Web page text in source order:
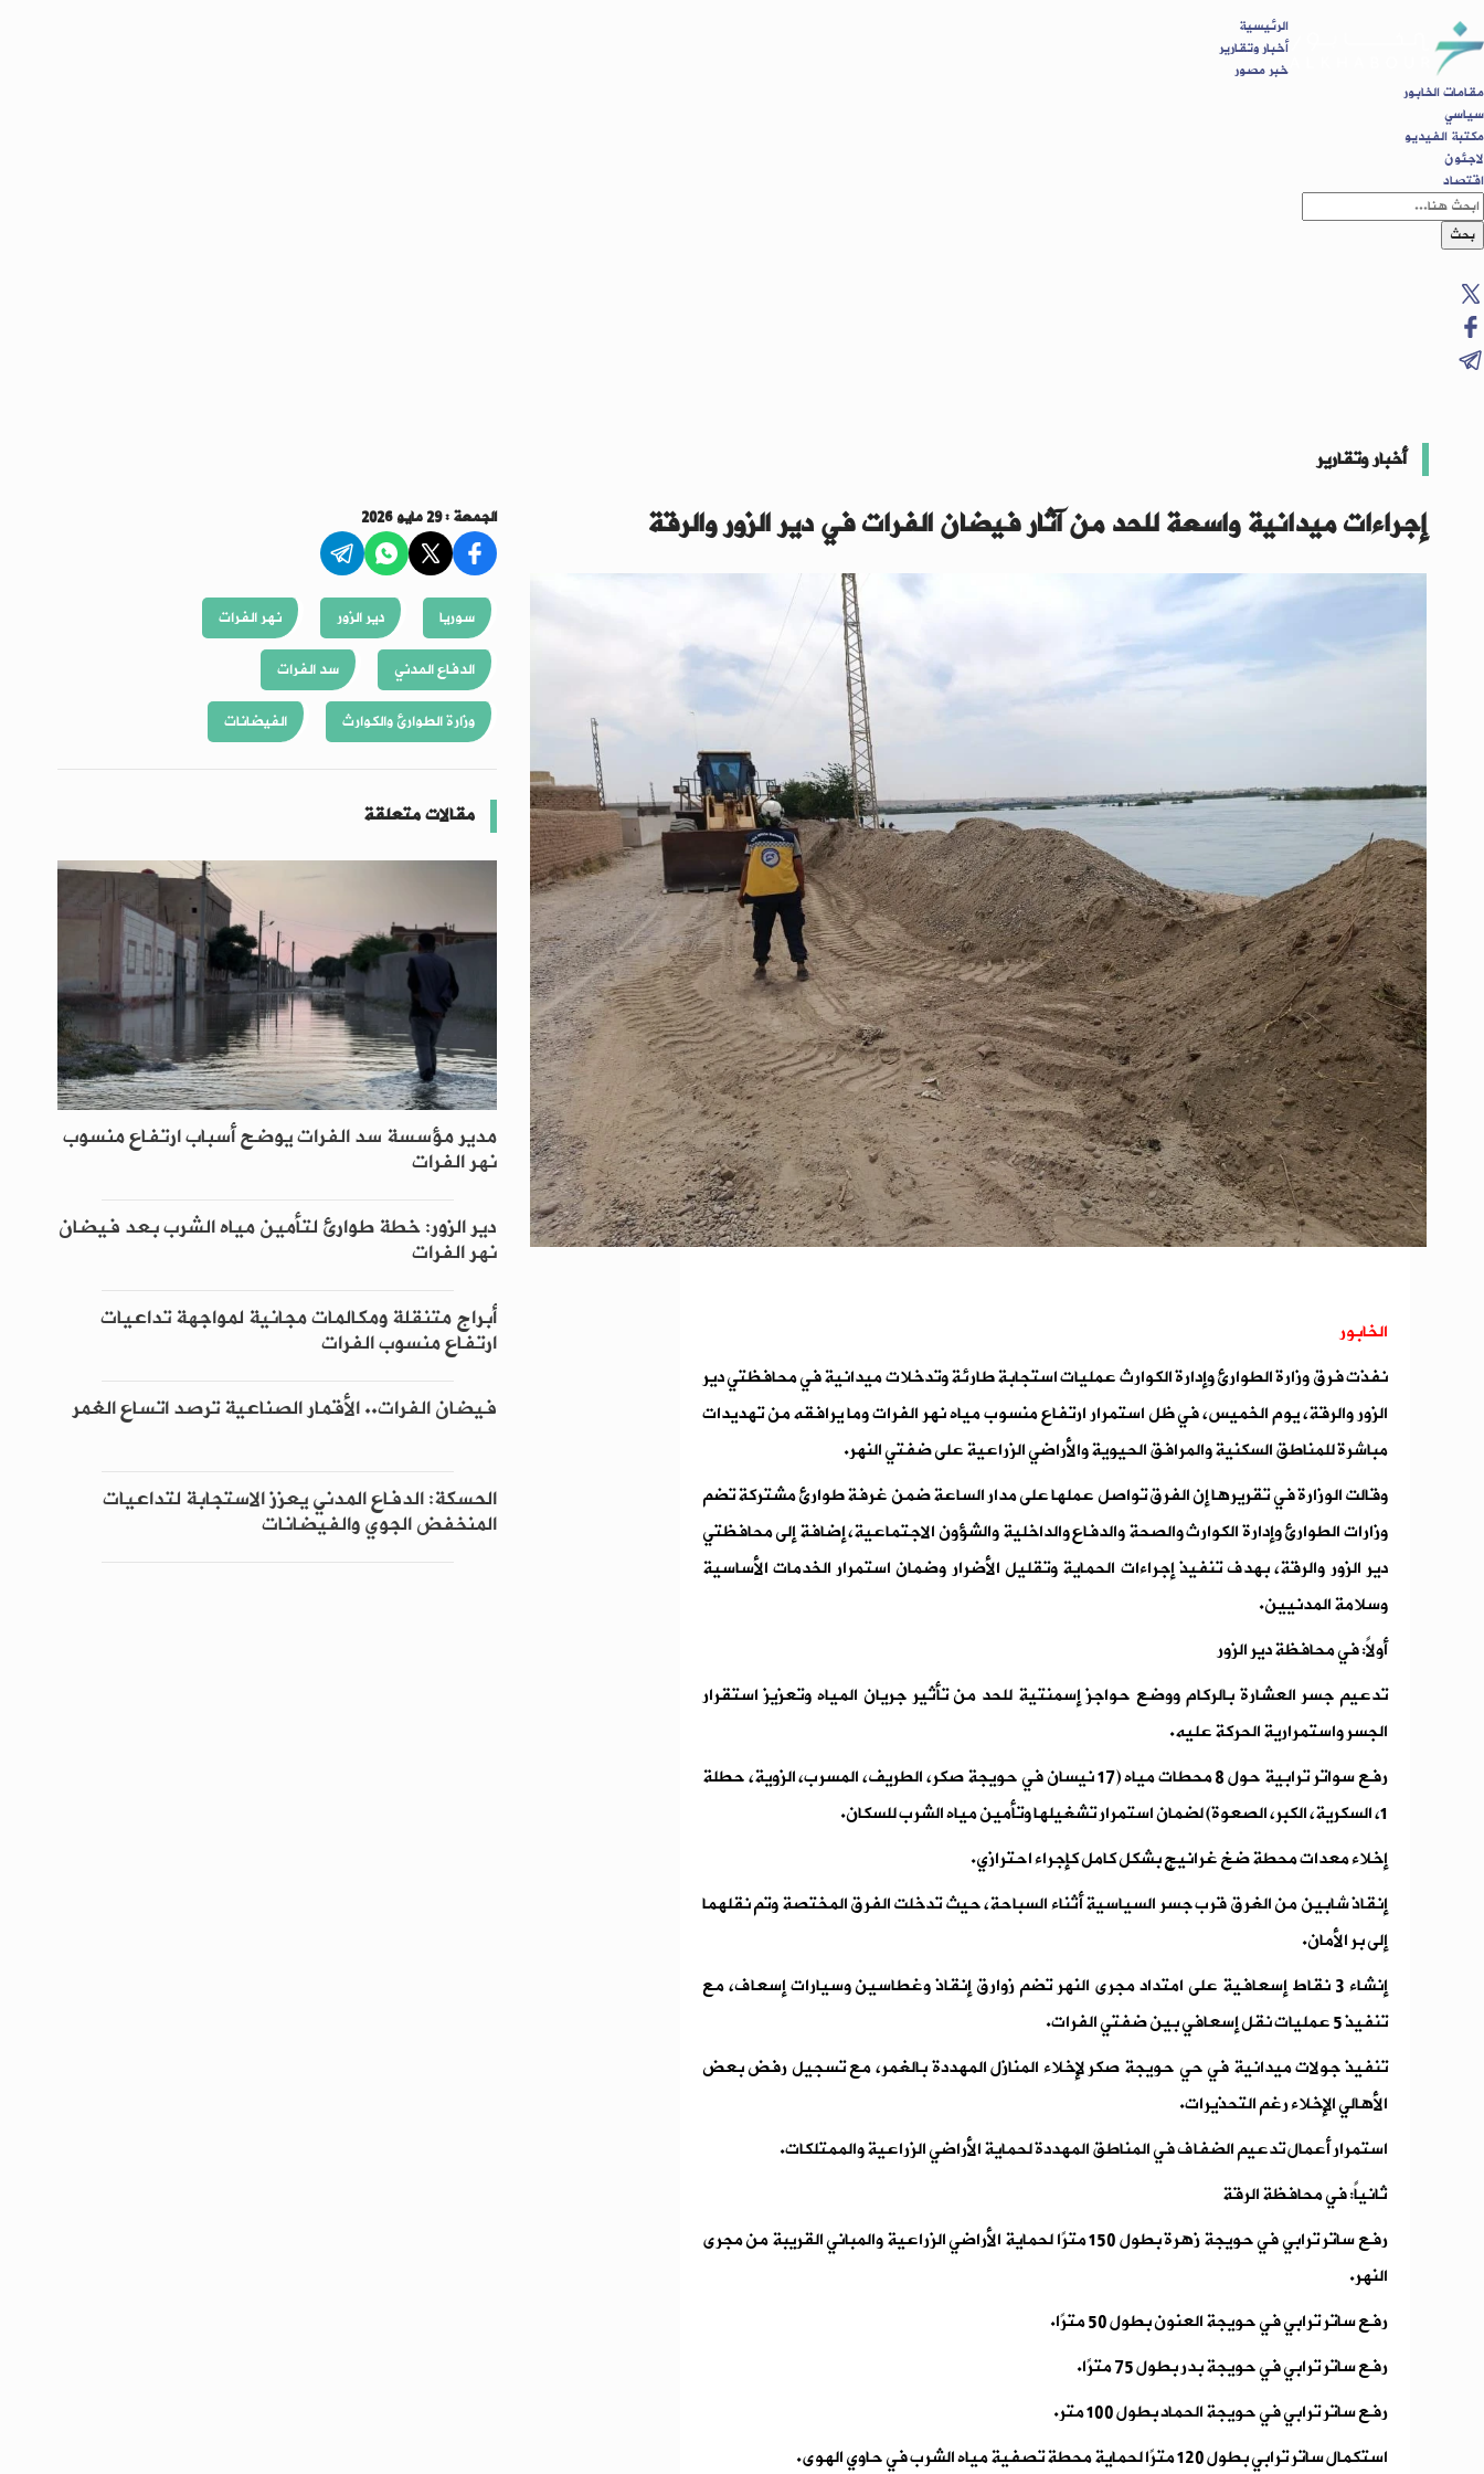
الرئيسية
أخبار وتقارير
خبر مصور
مقامات الخابور
سياسي
مكتبة الفيديو
لاجئون
اقتصاد
بحث
أخبار وتقارير
إجراءات ميدانية واسعة للحد من آثار فيضان الفرات في دير الزور والرقة
الخابور
نفذت فرق وزارة الطوارئ وإدارة الكوارث عمليات استجابة طارئة وتدخلات ميدانية في محافظتي دير
الزور والرقة، يوم الخميس، في ظل استمرار ارتفاع منسوب مياه نهر الفرات وما يرافقه من تهديدات
مباشرة للمناطق السكنية والمرافق الحيوية والأراضي الزراعية على ضفتي النهر.
وقالت الوزارة في تقريرها إن الفرق تواصل عملها على مدار الساعة ضمن غرفة طوارئ مشتركة تضم
وزارات الطوارئ وإدارة الكوارث والصحة والدفاع والداخلية والشؤون الاجتماعية، إضافة إلى محافظتي
دير الزور والرقة، بهدف تنفيذ إجراءات الحماية وتقليل الأضرار وضمان استمرار الخدمات الأساسية
وسلامة المدنيين.
أولاً: في محافظة دير الزور
تدعيم جسر العشارة بالركام ووضع حواجز إسمنتية للحد من تأثير جريان المياه وتعزيز استقرار
الجسر واستمرارية الحركة عليه.
رفع سواتر ترابية حول 8 محطات مياه (17 نيسان في حويجة صكر، الطريف، المسرب، الزوية، حطلة
1، السكرية، الكبر، الصعوة) لضمان استمرار تشغيلها وتأمين مياه الشرب للسكان.
إخلاء معدات محطة ضخ غرانيج بشكل كامل كإجراء احترازي.
إنقاذ شابين من الغرق قرب جسر السياسية أثناء السباحة، حيث تدخلت الفرق المختصة وتم نقلهما
إلى بر الأمان.
إنشاء 3 نقاط إسعافية على امتداد مجرى النهر تضم زوارق إنقاذ وغطاسين وسيارات إسعاف، مع
تنفيذ 5 عمليات نقل إسعافي بين ضفتي الفرات.
تنفيذ جولات ميدانية في حي حويجة صكر لإخلاء المنازل المهددة بالغمر، مع تسجيل رفض بعض
الأهالي الإخلاء رغم التحذيرات.
استمرار أعمال تدعيم الضفاف في المناطق المهددة لحماية الأراضي الزراعية والممتلكات.
ثانياً: في محافظة الرقة
رفع ساتر ترابي في حويجة زهرة بطول 150 مترًا لحماية الأراضي الزراعية والمباني القريبة من مجرى
النهر.
رفع ساتر ترابي في حويجة العنون بطول 50 مترًا.
رفع ساتر ترابي في حويجة بدر بطول 75 مترًا.
رفع ساتر ترابي في حويجة الحماد بطول 100 متر.
استكمال ساتر ترابي بطول 120 مترًا لحماية محطة تصفية مياه الشرب في حاوي الهوى.
الجمعة : 29 مايو 2026
سوريا دير الزور
نهر الفرات
الدفاع المدني
سد الفرات
وزارة الطوارئ والكوارث
الفيضانات
مقالات متعلقة
مدير مؤسسة سد الفرات يوضح أسباب ارتفاع منسوب
نهر الفرات
دير الزور: خطة طوارئ لتأمين مياه الشرب بعد فيضان
نهر الفرات
أبراج متنقلة ومكالمات مجانية لمواجهة تداعيات
ارتفاع منسوب الفرات
فيضان الفرات.. الأقمار الصناعية ترصد اتساع الغمر
الحسكة: الدفاع المدني يعزز الاستجابة لتداعيات
المنخفض الجوي والفيضانات